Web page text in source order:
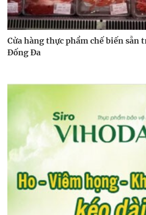
Cửa hàng thực phẩm chế biến sẵn
Đống Đa